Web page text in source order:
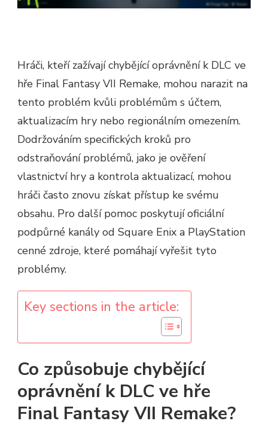
Hráči, kteří zažívají chybějící oprávnění k DLC ve
hře Final Fantasy VII Remake, mohou narazit na
tento problém kvůli problémům s účtem,
aktualizacím hry nebo regionálním omezením.
Dodržováním specifických kroků pro
odstraňování problémů, jako je ověření
vlastnictví hry a kontrola aktualizací, mohou
hráči často znovu získat přístup ke svému
obsahu. Pro další pomoc poskytují oficiální
podpůrné kanály od Square Enix a PlayStation
cenné zdroje, které pomáhají vyřešit tyto
problémy.
Key sections in the article:
Co způsobuje chybějící
oprávnění k DLC ve hře
Final Fantasy VII Remake?